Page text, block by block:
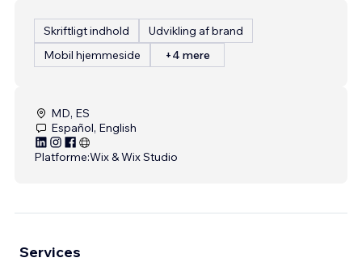
Skriftligt indhold
Udvikling af brand
Mobil hjemmeside
+4 mere
MD, ES
Español, English
Platforme:Wix & Wix Studio
Services